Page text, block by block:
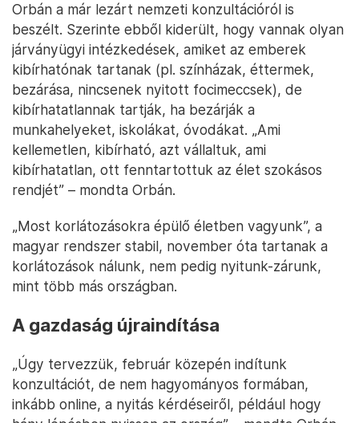
Orbán a már lezárt nemzeti konzultációról is
beszélt. Szerinte ebből kiderült, hogy vannak olyan
járványügyi intézkedések, amiket az emberek
kibírhatónak tartanak (pl. színházak, éttermek,
bezárása, nincsenek nyitott focimeccsek), de
kibírhatatlannak tartják, ha bezárják a
munkahelyeket, iskolákat, óvodákat. „Ami
kellemetlen, kibírható, azt vállaltuk, ami
kibírhatatlan, ott fenntartottuk az élet szokásos
rendjét” – mondta Orbán.
„Most korlátozásokra épülő életben vagyunk”, a
magyar rendszer stabil, november óta tartanak a
korlátozások nálunk, nem pedig nyitunk-zárunk,
mint több más országban.
A gazdaság újraindítása
„Úgy tervezzük, február közepén indítunk
konzultációt, de nem hagyományos formában,
inkább online, a nyitás kérdéseiről, például hogy